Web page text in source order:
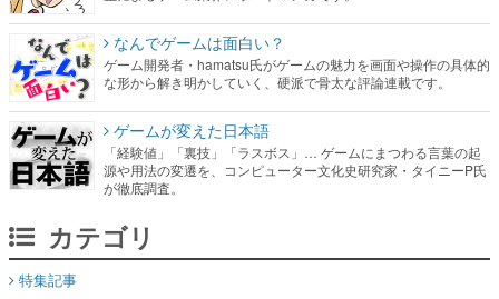
なんでゲームは面白い？
ゲーム開発者・hamatsu氏がゲームの魅力を画面や操作の具体的
な形から解き明かしていく、硬派で骨太な評論連載です。
ゲームが変えた日本語
「経験値」「裏技」「ラスボス」… ゲームにまつわる言葉の起
源や用法の変遷を、コンピューター文化史研究家・タイニーP氏
が徹底調査。
カテゴリ
特集記事